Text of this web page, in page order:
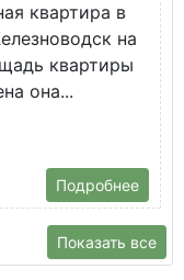
квартира в
на
квартиры
она...
Подробнее
Показать все